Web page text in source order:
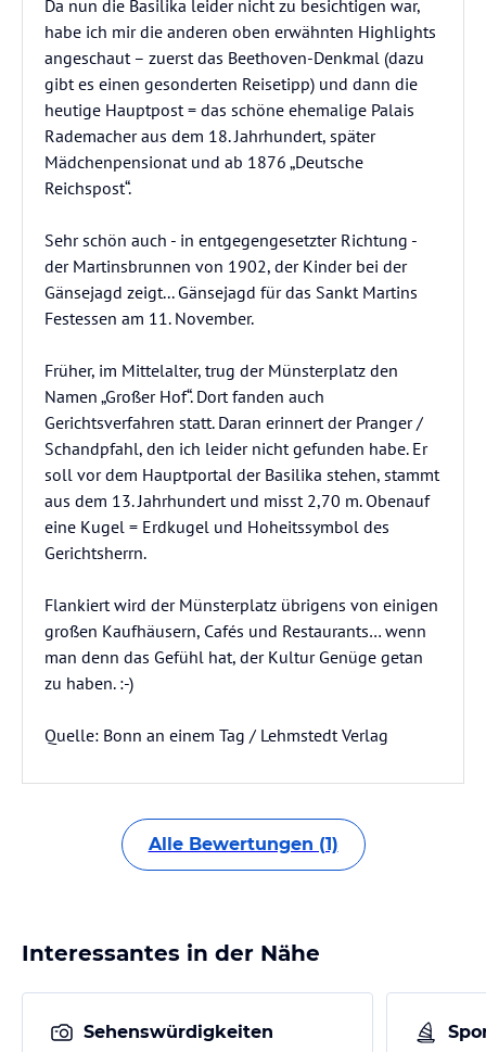
Da nun die Basilika leider nicht zu besichtigen war,
habe ich mir die anderen oben erwähnten Highlights
angeschaut – zuerst das Beethoven-Denkmal (dazu
gibt es einen gesonderten Reisetipp) und dann die
heutige Hauptpost = das schöne ehemalige Palais
Rademacher aus dem 18. Jahrhundert, später
Mädchenpensionat und ab 1876 „Deutsche
Reichspost“.
Sehr schön auch - in entgegengesetzter Richtung -
der Martinsbrunnen von 1902, der Kinder bei der
Gänsejagd zeigt... Gänsejagd für das Sankt Martins
Festessen am 11. November.
Früher, im Mittelalter, trug der Münsterplatz den
Namen „Großer Hof“. Dort fanden auch
Gerichtsverfahren statt. Daran erinnert der Pranger /
Schandpfahl, den ich leider nicht gefunden habe. Er
soll vor dem Hauptportal der Basilika stehen, stammt
aus dem 13. Jahrhundert und misst 2,70 m. Obenauf
eine Kugel = Erdkugel und Hoheitssymbol des
Gerichtsherrn.
Flankiert wird der Münsterplatz übrigens von einigen
großen Kaufhäusern, Cafés und Restaurants… wenn
man denn das Gefühl hat, der Kultur Genüge getan
zu haben. :-)
Quelle: Bonn an einem Tag / Lehmstedt Verlag
Alle Bewertungen (1)
Interessantes in der Nähe
Sehenswürdigkeiten